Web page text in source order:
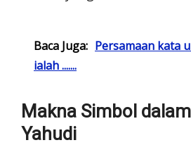
Baca Juga: Persamaan kata
ialah .......
Makna Simbol
Yahudi